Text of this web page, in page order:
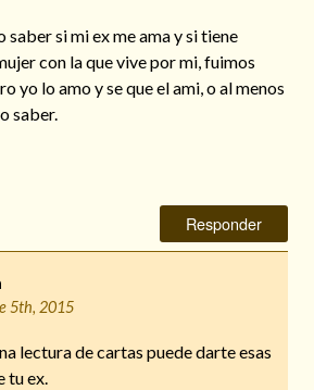
si mi ex me ama y si tiene
con la que vive por mi, fuimos
yo lo amo y se que el ami, o al menos
saber.
Responder
5th, 2015
lectura de cartas puede darte esas
tu ex.